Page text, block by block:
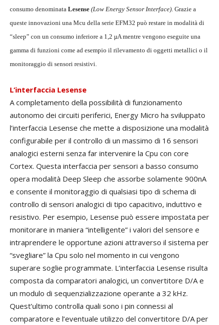
consumo denominata Lesense (Low Energy Sensor Interface). Grazie a
queste innovazioni una Mcu della serie EFM32 può restare in modalità di
“sleep” con un consumo inferiore a 1,2 µA mentre vengono eseguite una
gamma di funzioni come ad esempio il rilevamento di oggetti metallici o il
monitoraggio di sensori resistivi.
L’interfaccia Lesense
A completamento della possibilità di funzionamento
autonomo dei circuiti periferici, Energy Micro ha sviluppato
l’interfaccia Lesense che mette a disposizione una modalità
configurabile per il controllo di un massimo di 16 sensori
analogici esterni senza far intervenire la Cpu con core
Cortex. Questa interfaccia per sensori a basso consumo
opera modalità Deep Sleep che assorbe solamente 900nA
e consente il monitoraggio di qualsiasi tipo di schema di
controllo di sensori analogici di tipo capacitivo, induttivo e
resistivo. Per esempio, Lesense può essere impostata per
monitorare in maniera “intelligente” i valori del sensore e
intraprendere le opportune azioni attraverso il sistema per
“svegliare” la Cpu solo nel momento in cui vengono
superare soglie programmate. L’interfaccia Lesense risulta
composta da comparatori analogici, un convertitore D/A e
un modulo di sequenzializzazione operante a 32 kHz.
Quest’ultimo controlla quali sono i pin connessi al
comparatore e l’eventuale utilizzo del convertitore D/A per